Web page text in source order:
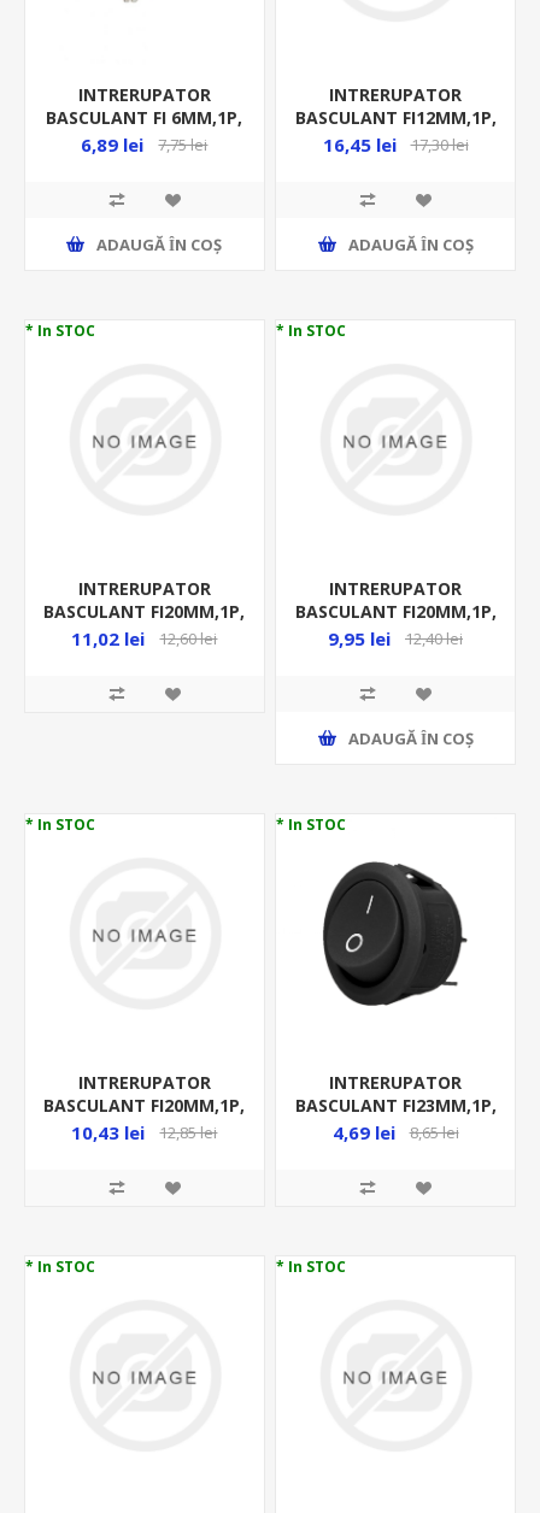
INTRERUPATOR
BASCULANT FI 6MM,1P,
( O-I), 3A 250VCA, ST
6,89 lei 7,75 lei
ADAUGĂ ȊN COŞ
INTRERUPATOR
BASCULANT FI12MM,1P,
(O-I ), 6A 250VAC, ST 21
16,45 lei 17,30 lei
ADAUGĂ ȊN COŞ
* In STOC
INTRERUPATOR
BASCULANT FI20MM,1P,
( O-I ), 6A 250VCA,
11,02 lei 12,60 lei
* In STOC
INTRERUPATOR
BASCULANT FI20MM,1P,
( O-I ), 6A 250VCA,
CAPACU)
9,95 lei 12,40 lei
ADAUGĂ ȊN COŞ
* In STOC
INTRERUPATOR
BASCULANT FI20MM,1P,
( O-I ), 6A 250VCA,
PUNCTULET PE CAPAC
10,43 lei 12,85 lei
* In STOC
INTRERUPATOR
BASCULANT FI23MM,1P,
( O-I ),6A-10A, 230VCA,
4,69 lei 8,65 lei
* In STOC * In STOC